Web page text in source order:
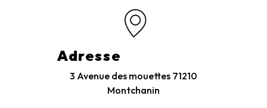
Adresse
3 Avenue des mouettes 71210
Montchanin